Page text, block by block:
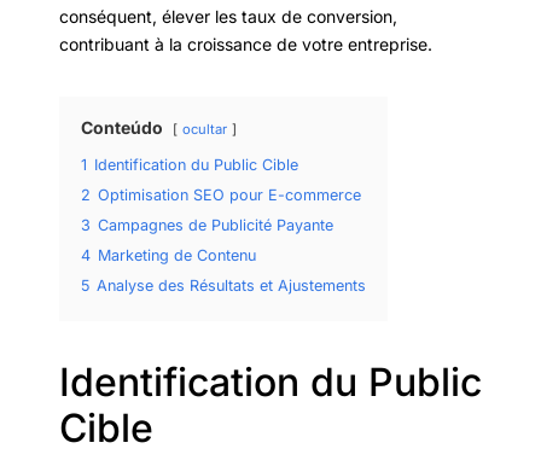
conséquent, élever les taux de conversion,
contribuant à la croissance de votre entreprise.
Conteúdo ocultar
1 Identification du Public Cible
2 Optimisation SEO pour E-commerce
3 Campagnes de Publicité Payante
4 Marketing de Contenu
5 Analyse des Résultats et Ajustements
Identification du Public
Cible